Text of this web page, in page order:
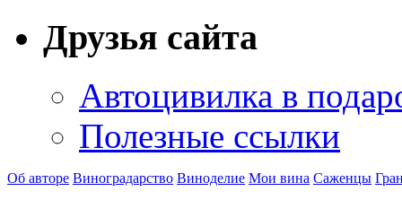
Друзья сайта
Автоцивилка в
Полезные ссылки
Об авторе Виноградарство Виноделие Мои вина Саженцы